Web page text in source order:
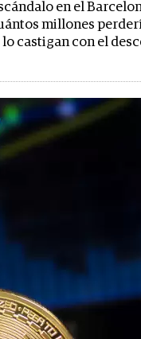
en el
millones
lo castigan con el